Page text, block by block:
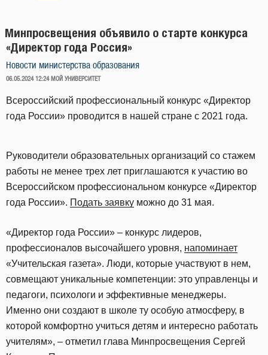
Минпросвещения объявило о старте конкурса
«Директор года Россия»
Новости министерства образования
ОПУБЛИКОВАНО
06.05.2024 12:24 МОЙ УНИВЕРСИТЕТ
Всероссийский профессиональный конкурс «Директор
года России» проводится в нашей стране с 2021 года.
Руководители образовательных организаций со стажем
работы не менее трех лет приглашаются к участию во
Всероссийском профессиональном конкурсе «Директор
года России». Подать заявку можно до 31 мая.
«Директор года России» – конкурс лидеров,
профессионалов высочайшего уровня, напоминает
«Учительская газета». Люди, которые участвуют в нем,
совмещают уникальные компетенции: это управленцы и
педагоги, психологи и эффективные менеджеры.
Именно они создают в школе ту особую атмосферу, в
которой комфортно учиться детям и интересно работать
учителям», – отметил глава Минпросвещения Сергей